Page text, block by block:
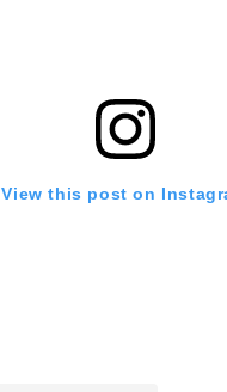
View this post on